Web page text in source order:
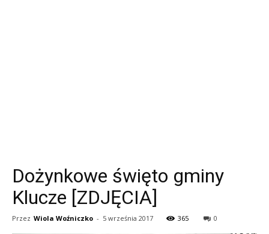
Dożynkowe święto gminy
Klucze [ZDJĘCIA]
Przez Wiola Woźniczko - 5 września 2017 365 0